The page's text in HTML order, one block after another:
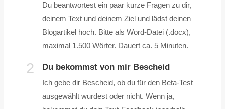
Du beantwortest ein paar kurze Fragen zu dir,
deinem Text und deinem Ziel und lädst deinen
Blogartikel hoch. Bitte als Word-Datei (.docx),
maximal 1.500 Wörter. Dauert ca. 5 Minuten.
2 Du bekommst von mir Bescheid
Ich gebe dir Bescheid, ob du für den Beta-Test
ausgewählt wurdest oder nicht. Wenn ja,